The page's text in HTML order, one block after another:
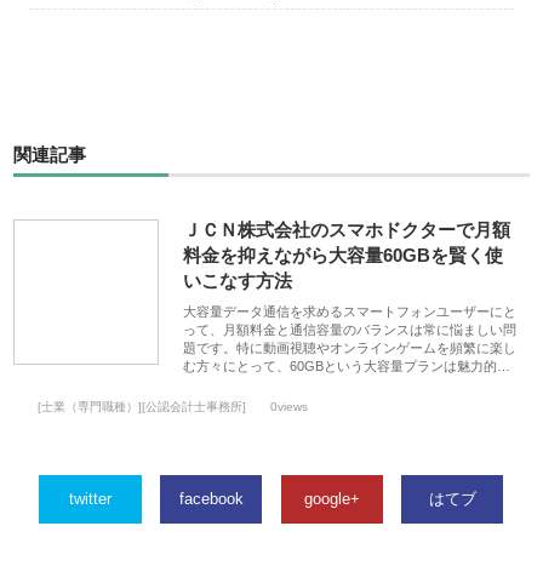
関連記事
ＪＣＮ株式会社のスマホドクターで月額
料金を抑えながら大容量60GBを賢く使
いこなす方法
大容量データ通信を求めるスマートフォンユーザーにと
って、月額料金と通信容量のバランスは常に悩ましい問
題です。特に動画視聴やオンラインゲームを頻繁に楽し
む方々にとって、60GBという大容量プランは魅力的…
[士業（専門職種）][公認会計士事務所] 0views
twitter facebook google+ はてブ